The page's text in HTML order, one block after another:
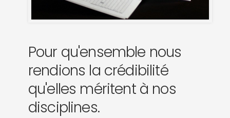
Pour qu'ensemble nous
rendions la crédibilité
qu'elles méritent à nos
disciplines.